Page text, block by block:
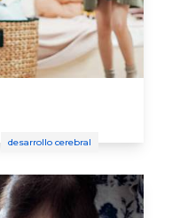
desarrollo cerebral